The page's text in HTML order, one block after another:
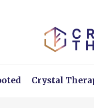
Crystal